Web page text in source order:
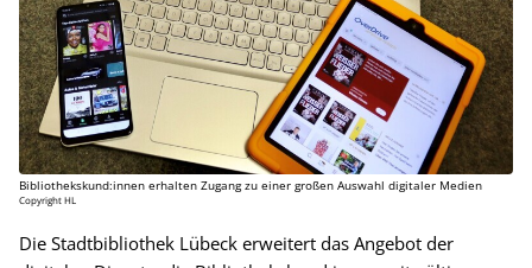
Bibliothekskund:innen erhalten Zugang zu einer großen Auswahl digitaler Medien
Copyright HL
Die Stadtbibliothek Lübeck erweitert das Angebot der